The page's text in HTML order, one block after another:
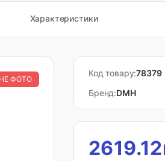
Характеристики
ФОТО
Код товару:78379
Бренд:DMH